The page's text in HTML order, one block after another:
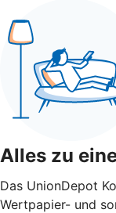
Alles zu
Das UnionDepot
Wertpapier- und